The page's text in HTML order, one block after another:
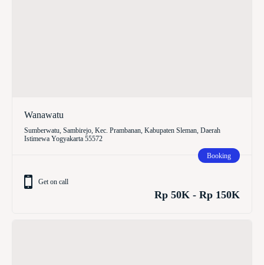
Wanawatu
Sumberwatu, Sambirejo, Kec. Prambanan, Kabupaten Sleman, Daerah
Istimewa Yogyakarta 55572
Booking
Get on call
Rp 50K - Rp 150K